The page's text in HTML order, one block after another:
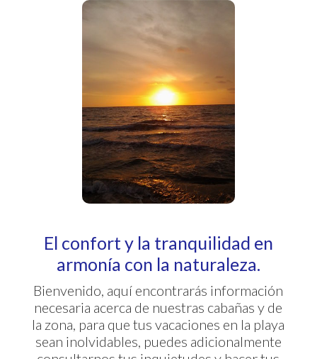
El confort y la tranquilidad en
armonía con la naturaleza.
Bienvenido, aquí encontrarás información
necesaria acerca de nuestras cabañas y de
la zona, para que tus vacaciones en la playa
sean inolvidables, puedes adicionalmente